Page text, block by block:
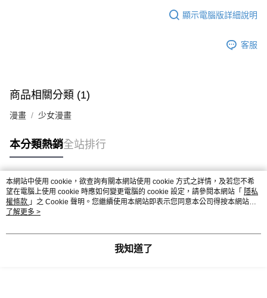
顯示電腦版詳細說明
客服
商品相關分類 (1)
漫畫 少女漫畫
本分類熱銷全站排行
熱門標籤
本網站中使用 cookie，欲查詢有關本網站使用 cookie 方式之詳情，及若您不希
望在電腦上使用 cookie 時應如何變更電腦的 cookie 設定，請參閱本網站「 隱私
權條款 」之 Cookie 聲明。您繼續使用本網站即表示您同意本公司得按本網站使
用條款之 Cookie 聲明使用 cookie。
了解更多 >
我知道了